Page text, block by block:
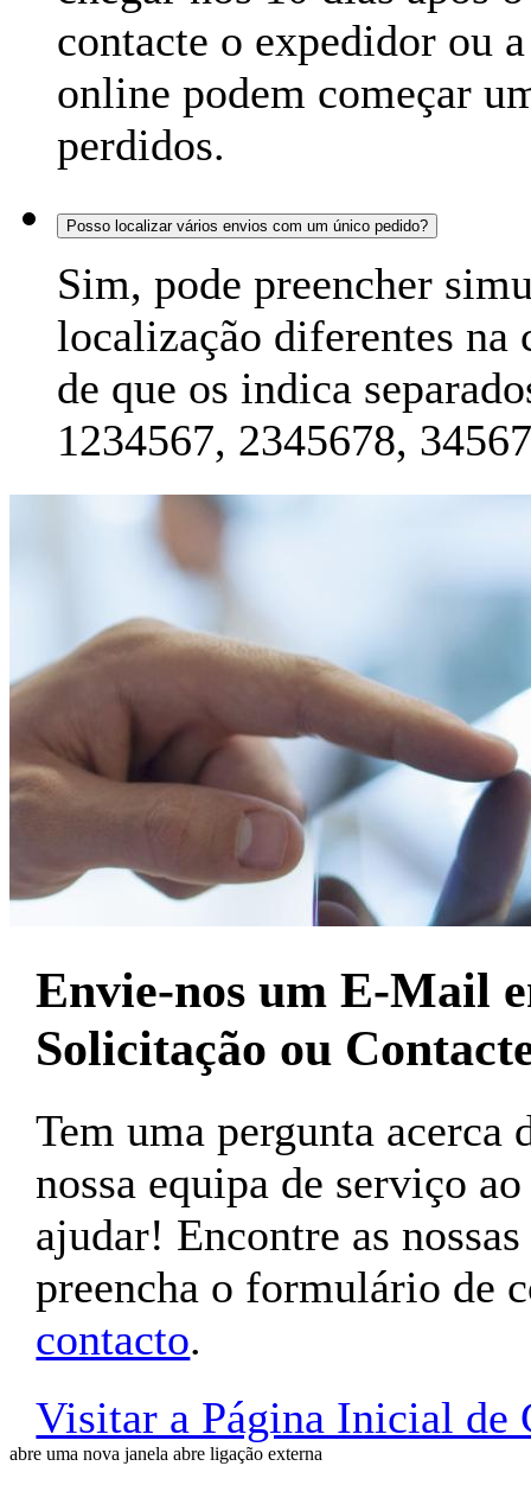
contacte o expedidor ou
online podem começar
perdidos.
Posso localizar vários envios com um único pedido?
Sim, pode preencher
localização diferentes
de que os indica
1234567, 2345678,
Envie-nos um E-Mail
Solicitação ou
Tem uma pergunta
nossa equipa de serviço
ajudar! Encontre as
preencha o formulário de
contacto.
Visitar a Página Inicial de
abre uma nova janela abre ligação externa